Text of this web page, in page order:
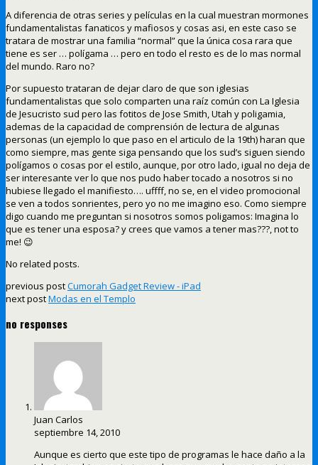
A diferencia de otras series y películas en la cual muestran mormones
fundamentalistas fanaticos y mafiosos y cosas asi, en este caso se
tratara de mostrar una familia “normal” que la única cosa rara que
tiene es ser … polígama … pero en todo el resto es de lo mas normal
del mundo. Raro no?
Por supuesto trataran de dejar claro de que son iglesias
fundamentalistas que solo comparten una raíz común con La Iglesia
de Jesucristo sud pero las fotitos de Jose Smith, Utah y poligamia,
ademas de la capacidad de comprensión de lectura de algunas
personas (un ejemplo lo que paso en el articulo de la 19th) haran que
como siempre, mas gente siga pensando que los sud’s siguen siendo
polígamos o cosas por el estilo, aunque, por otro lado, igual no deja de
ser interesante ver lo que nos pudo haber tocado a nosotros si no
hubiese llegado el manifiesto…. uffff, no se, en el video promocional
se ven a todos sonrientes, pero yo no me imagino eso. Como siempre
digo cuando me preguntan si nosotros somos poligamos: Imagina lo
que es tener una esposa? y crees que vamos a tener mas???, not to
me! 😉
No related posts.
previous postCumorah Gadget Review - iPad
next postModas en el Templo
no responses
Juan Carlos
septiembre 14, 2010
Aunque es cierto que este tipo de programas le hace daño a la